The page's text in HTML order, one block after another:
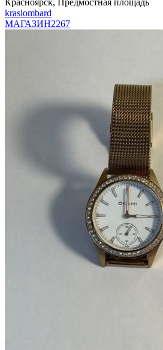
Красноярск, Предмостная площадь
kraslombard
МАГАЗИН2267